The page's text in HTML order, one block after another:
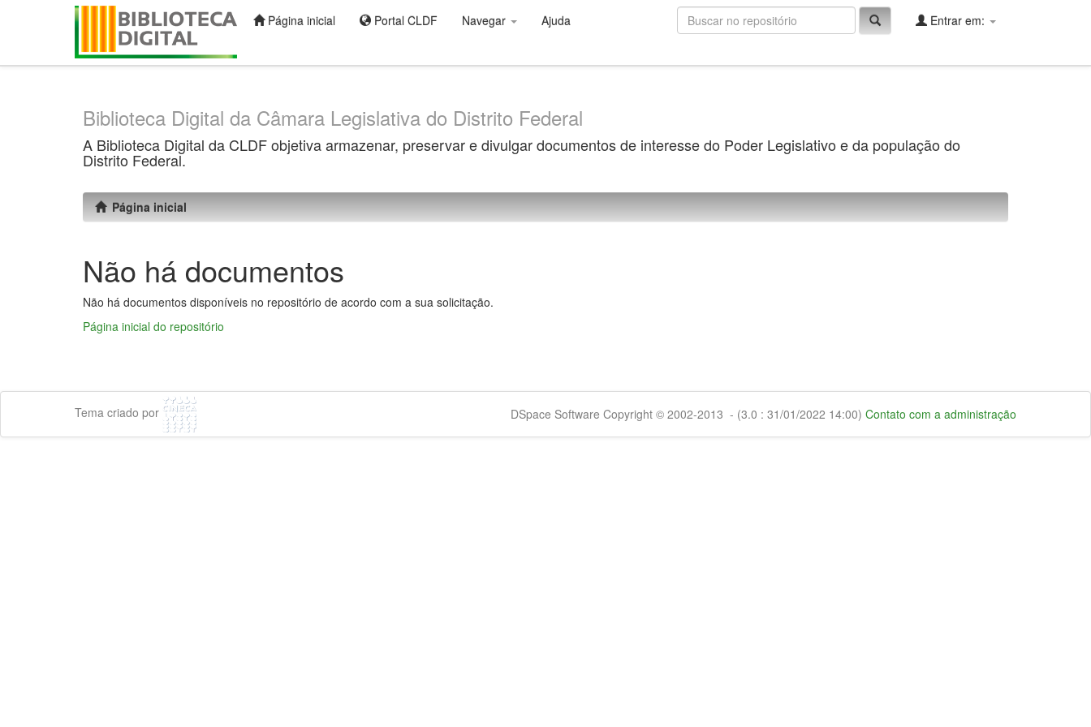
Página inicial Portal CLDF Navegar Ajuda Entrar em:
Biblioteca Digital da Câmara Legislativa do Distrito Federal
A Biblioteca Digital da CLDF objetiva armazenar, preservar e divulgar documentos de interesse do Poder Legislativo e da população do
Distrito Federal.
Página inicial
Não há documentos
Não há documentos disponíveis no repositório de acordo com a sua solicitação.
Página inicial do repositório
Tema criado por DSpace Software Copyright © 2002-2013 - (3.0 : 31/01/2022 14:00) Contato com a administração